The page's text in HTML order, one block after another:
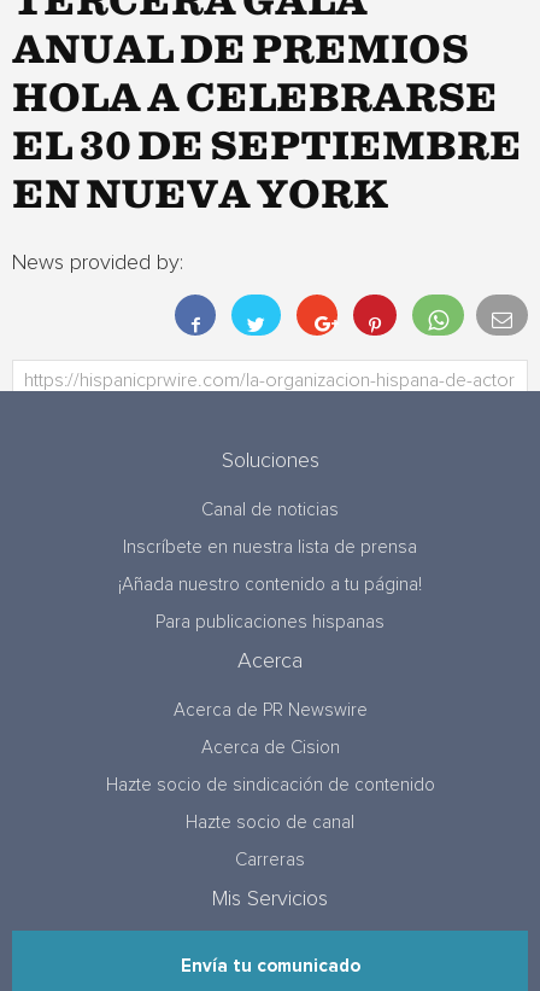
ANUAL DE PREMIOS
HOLA A CELEBRARSE
EL 30 DE SEPTIEMBRE
EN NUEVA YORK
News provided by:
Soluciones
Canal de noticias
Inscríbete en nuestra lista de prensa
¡Añada nuestro contenido a tu página!
Para publicaciones hispanas
Acerca
Acerca de PR Newswire
Acerca de Cision
Hazte socio de sindicación de contenido
Hazte socio de canal
Carreras
Mis Servicios
Envía tu comunicado